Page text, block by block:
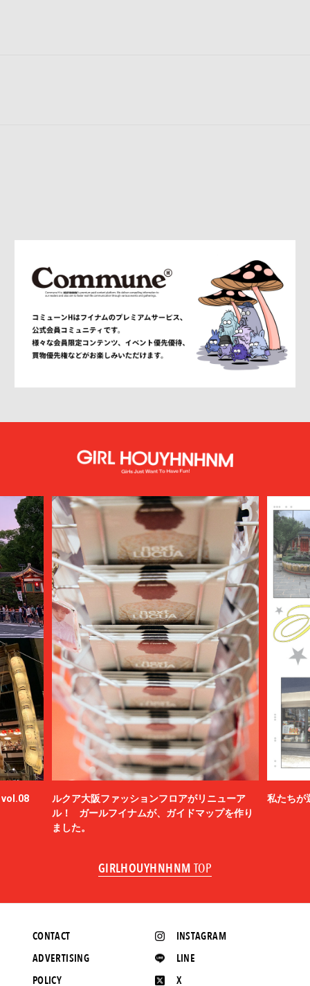
vol.08
ルクア大阪ファッションフロアがリニューア
ル！ ガールフイナムが、ガイドマップを作り
ました。
私たちが
GIRLHOUYHNHNM TOP
INSTAGRAM
LINE
X
CONTACT
ADVERTISING
POLICY